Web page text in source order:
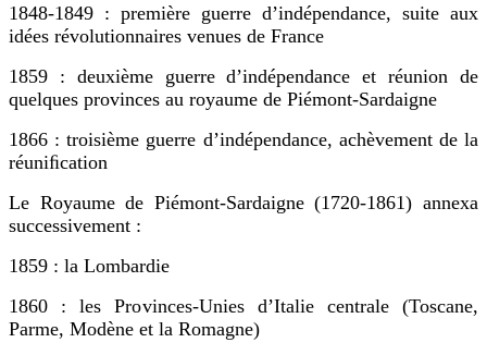
1848-1849 : première guerre d’indépendance, suite aux
idées révolutionnaires venues de France
1859 : deuxième guerre d’indépendance et réunion de
quelques provinces au royaume de Piémont-Sardaigne
1866 : troisième guerre d’indépendance, achèvement de la
réuniﬁcation
Le Royaume de Piémont-Sardaigne (1720-1861) annexa
successivement :
1859 : la Lombardie
1860 : les Provinces-Unies d’Italie centrale (Toscane,
Parme, Modène et la Romagne)